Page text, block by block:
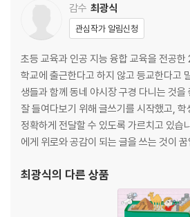
감수 최광식
관심작가 알림신청
초등 교육과 인공 지능 융합 교육을 전공
학교에 출근한다고 하지 않고 등교한다고
생들과 함께 동네 야시장 구경 다니는 것을
잘 들여다보기 위해 글쓰기를 시작했고,
정확하게 전달할 수 있도록 가르치고 있습
에게 위로와 공감이 되는 글을 쓰는 것이 꿈
최광식의 다른 상품